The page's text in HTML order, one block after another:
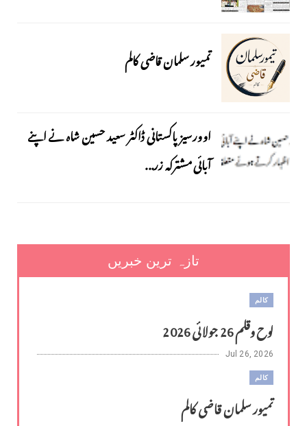
تمیور سلمان قاضی کالم
اوورسیز پاکستانی ڈاکٹر سعید حسین شاہ نے اپنے
آبائی مشترکہ زر...
تازہ ترین خبریں
کالم
لوح وقلم 26 جولائی 2026
Jul 26, 2026
کالم
تمیور سلمان قاضی کالم